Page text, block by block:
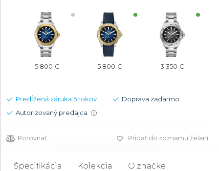
5 800 € 5 800 € 3 350 €
Predĺžená záruka 5 rokov
Doprava zadarmo
Autorizovaný predajca
i
Porovnať Pridať do zoznamu želaní
Špecifikácia Kolekcia O značke